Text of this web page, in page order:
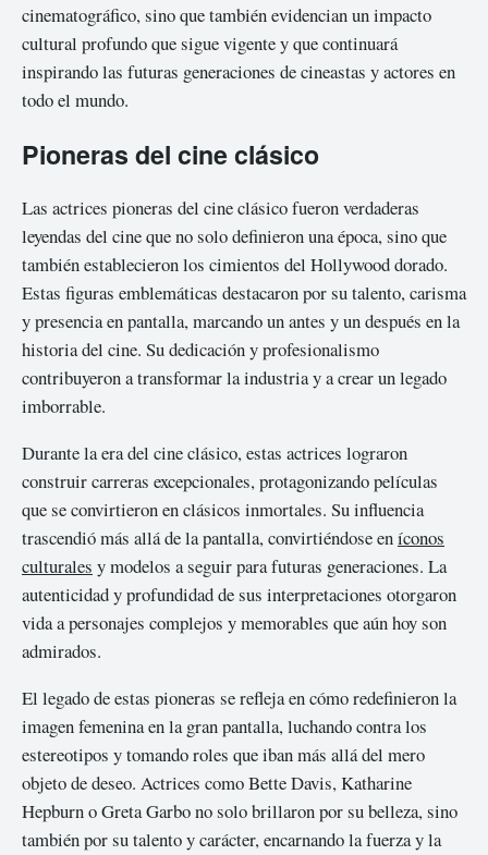
cinematográfico, sino que también evidencian un impacto
cultural profundo que sigue vigente y que continuará
inspirando las futuras generaciones de cineastas y actores en
todo el mundo.
Pioneras del cine clásico
Las actrices pioneras del cine clásico fueron verdaderas
leyendas del cine que no solo definieron una época, sino que
también establecieron los cimientos del Hollywood dorado.
Estas figuras emblemáticas destacaron por su talento, carisma
y presencia en pantalla, marcando un antes y un después en la
historia del cine. Su dedicación y profesionalismo
contribuyeron a transformar la industria y a crear un legado
imborrable.
Durante la era del cine clásico, estas actrices lograron
construir carreras excepcionales, protagonizando películas
que se convirtieron en clásicos inmortales. Su influencia
trascendió más allá de la pantalla, convirtiéndose eníconos
culturales y modelos a seguir para futuras generaciones. La
autenticidad y profundidad de sus interpretaciones otorgaron
vida a personajes complejos y memorables que aún hoy son
admirados.
El legado de estas pioneras se refleja en cómo redefinieron la
imagen femenina en la gran pantalla, luchando contra los
estereotipos y tomando roles que iban más allá del mero
objeto de deseo. Actrices como Bette Davis, Katharine
Hepburn o Greta Garbo no solo brillaron por su belleza, sino
también por su talento y carácter, encarnando la fuerza y la